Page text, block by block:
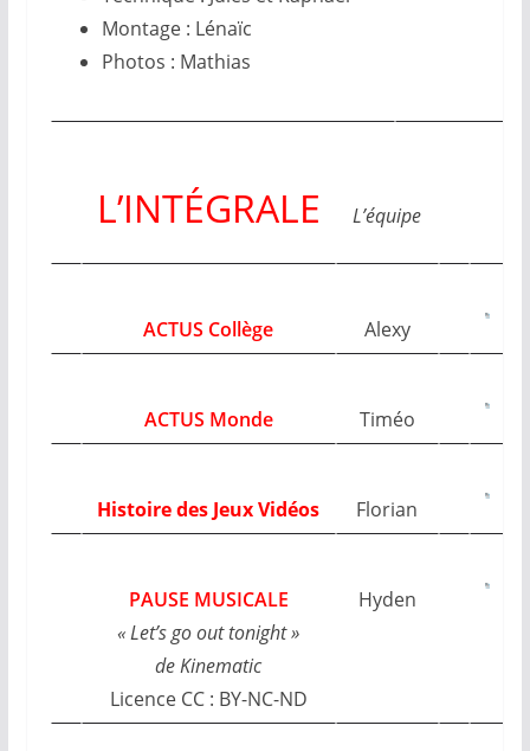
Montage : Lénaïc
Photos : Mathias
L’INTÉGRALE L’équipe
ACTUS Collège Alexy
ACTUS Monde Timéo
Histoire des Jeux Vidéos Florian
PAUSE MUSICALE
« Let’s go out tonight »
de Kinematic
Licence CC : BY-NC-ND
Hyden